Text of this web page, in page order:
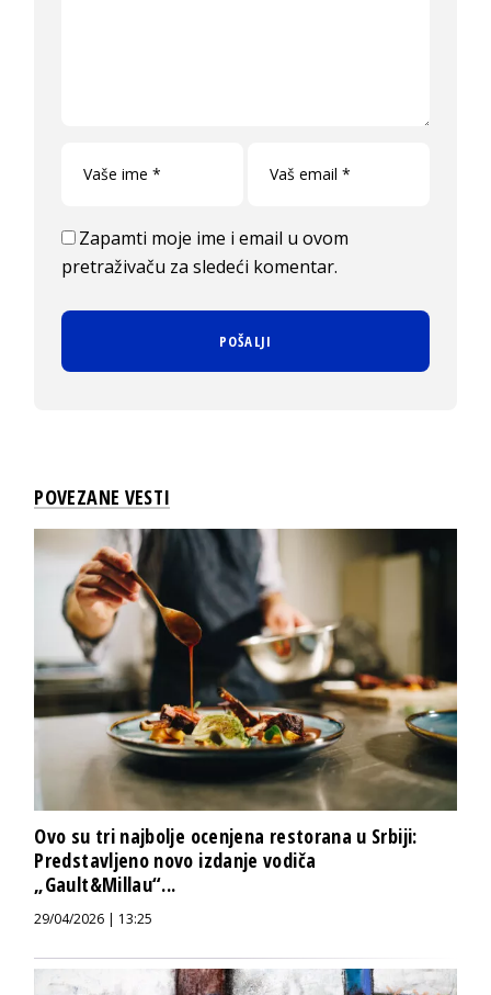
Zapamti moje ime i email u ovom
pretraživaču za sledeći komentar.
POVEZANE VESTI
Ovo su tri najbolje ocenjena restorana u Srbiji:
Predstavljeno novo izdanje vodiča
„Gault&Millau“...
29/04/2026 | 13:25